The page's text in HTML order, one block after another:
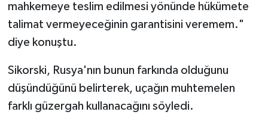
mahkemeye teslim edilmesi yönünde hükümete
talimat vermeyeceğinin garantisini veremem."
diye konuştu.
Sikorski, Rusya'nın bunun farkında olduğunu
düşündüğünü belirterek, uçağın muhtemelen
farklı güzergah kullanacağını söyledi.